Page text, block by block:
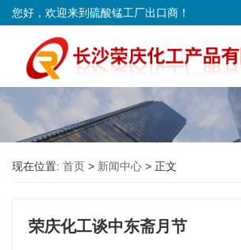
您好，欢迎来到硫酸锰工厂出口商！
现在位置: 首页 > 新闻中心 > 正文
荣庆化工谈中东斋月节